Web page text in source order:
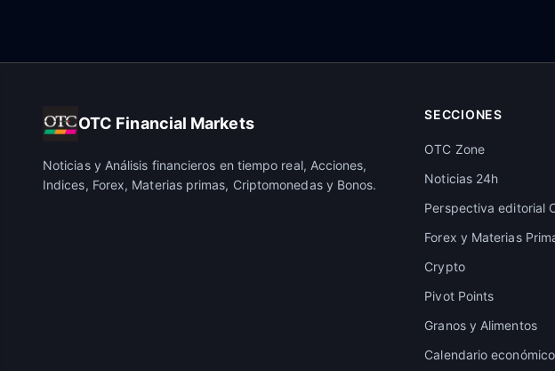
OTC Financial Markets
Noticias y Análisis financieros en tiempo real, Acciones,
Indices, Forex, Materias primas, Criptomonedas y Bonos.
SECCIONES
OTC Zone
Noticias 24h
Perspectiva editorial
Forex y Materias
Crypto
Pivot Points
Granos y Alimentos
Calendario económico